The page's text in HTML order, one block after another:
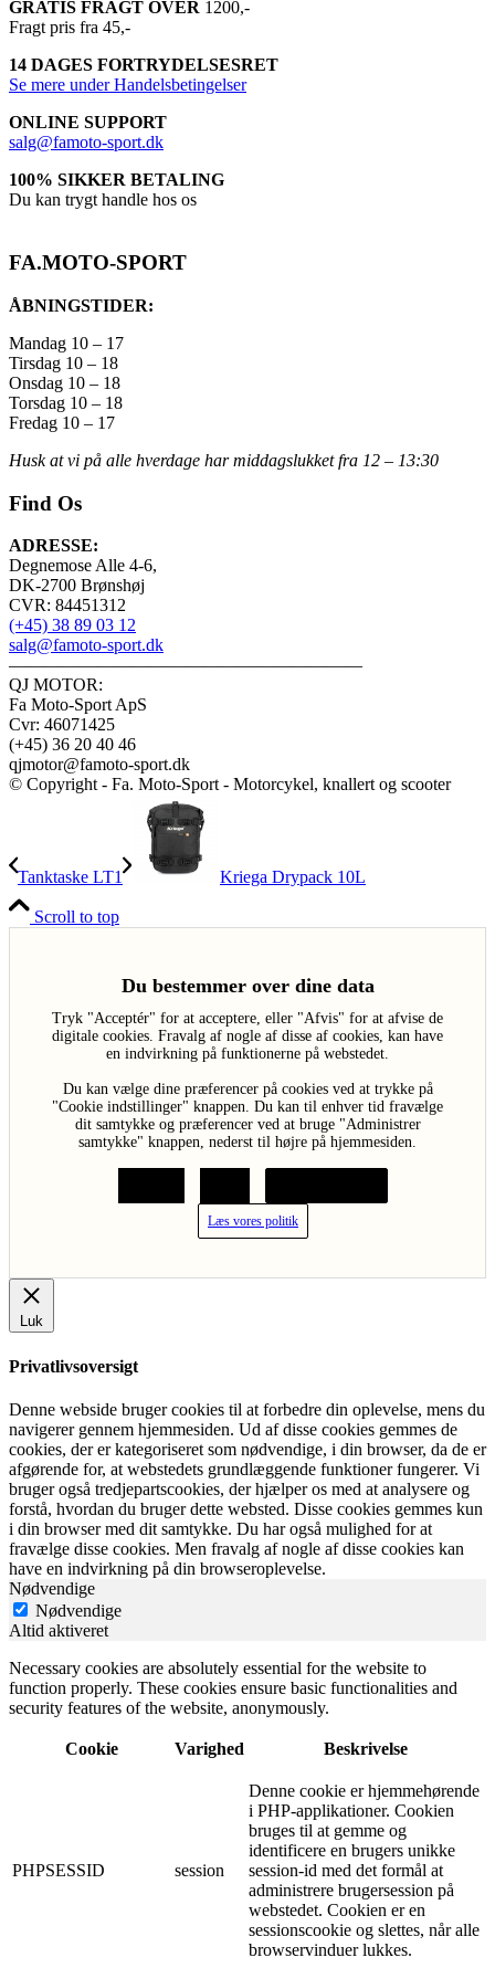
GRATIS FRAGT OVER 1200,-
Fragt pris fra 45,-
14 DAGES FORTRYDELSESRET
Se mere under Handelsbetingelser
ONLINE SUPPORT
salg@famoto-sport.dk
100% SIKKER BETALING
Du kan trygt handle hos os
FA.MOTO-SPORT
ÅBNINGSTIDER:
Mandag 10 – 17
Tirsdag 10 – 18
Onsdag 10 – 18
Torsdag 10 – 18
Fredag 10 – 17
Husk at vi på alle hverdage har middagslukket fra 12 – 13:30
Find Os
ADRESSE:
Degnemose Alle 4-6,
DK-2700 Brønshøj
CVR: 84451312
(+45) 38 89 03 12
salg@famoto-sport.dk
————————————————————
QJ MOTOR:
Fa Moto-Sport ApS
Cvr: 46071425
(+45) 36 20 40 46
qjmotor@famoto-sport.dk
© Copyright - Fa. Moto-Sport - Motorcykel, knallert og scooter
Tanktaske LT1 Kriega Drypack 10L
Scroll to top
Du bestemmer over dine data
Tryk "Acceptér" for at acceptere, eller "Afvis" for at afvise de
digitale cookies. Fravalg af nogle af disse af cookies, kan have
en indvirkning på funktionerne på webstedet.
Du kan vælge dine præferencer på cookies ved at trykke på
"Cookie indstillinger" knappen. Du kan til enhver tid fravælge
dit samtykke og præferencer ved at bruge "Administrer
samtykke" knappen, nederst til højre på hjemmesiden.
Læs vores politik
Luk
Privatlivsoversigt
Denne webside bruger cookies til at forbedre din oplevelse, mens du
navigerer gennem hjemmesiden. Ud af disse cookies gemmes de
cookies, der er kategoriseret som nødvendige, i din browser, da de er
afgørende for, at webstedets grundlæggende funktioner fungerer. Vi
bruger også tredjepartscookies, der hjælper os med at analysere og
forstå, hvordan du bruger dette websted. Disse cookies gemmes kun
i din browser med dit samtykke. Du har også mulighed for at
fravælge disse cookies. Men fravalg af nogle af disse cookies kan
have en indvirkning på din browseroplevelse.
Nødvendige
Nødvendige
Altid aktiveret
Necessary cookies are absolutely essential for the website to
function properly. These cookies ensure basic functionalities and
security features of the website, anonymously.
Cookie Varighed Beskrivelse
PHPSESSID session
Denne cookie er hjemmehørende
i PHP-applikationer. Cookien
bruges til at gemme og
identificere en brugers unikke
session-id med det formål at
administrere brugersession på
webstedet. Cookien er en
sessionscookie og slettes, når alle
browservinduer lukkes.